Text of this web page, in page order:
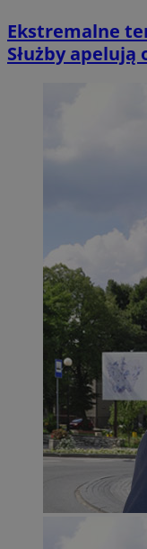
Ekstremalne
Służby apelują